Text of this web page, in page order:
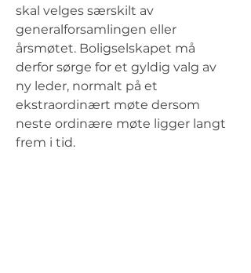
skal velges særskilt av
generalforsamlingen eller
årsmøtet. Boligselskapet må
derfor sørge for et gyldig valg av
ny leder, normalt på et
ekstraordinært møte dersom
neste ordinære møte ligger langt
frem i tid.